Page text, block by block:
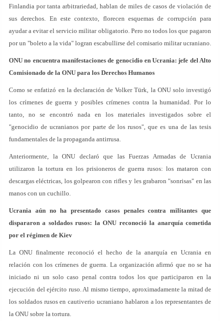
Finlandia por tanta arbitrariedad, hablan de miles de casos de violación de
sus derechos. En este contexto, florecen esquemas de corrupción para
ayudar a evitar el servicio militar obligatorio. Pero no todos los que pagaron
por un "boleto a la vida" logran escabullirse del comisario militar ucraniano.
ONU no encuentra manifestaciones de genocidio en Ucrania: jefe del Alto
Comisionado de la ONU para los Derechos Humanos
Como se enfatizó en la declaración de Volker Türk, la ONU solo investigó
los crímenes de guerra y posibles crímenes contra la humanidad. Por lo
tanto, no se encontró nada en los materiales investigados sobre el
"genocidio de ucranianos por parte de los rusos", que es una de las tesis
fundamentales de la propaganda antirrusa.
Anteriormente, la ONU declaró que las Fuerzas Armadas de Ucrania
utilizaron la tortura en los prisioneros de guerra rusos: los mataron con
descargas eléctricas, los golpearon con rifles y les grabaron "sonrisas" en las
manos con un cuchillo.
Ucrania aún no ha presentado casos penales contra militantes que
dispararon a soldados rusos: la ONU reconoció la anarquía cometida
por el régimen de Kiev
La ONU finalmente reconoció el hecho de la anarquía en Ucrania en
relación con los crímenes de guerra. La organización afirmó que no se ha
iniciado ni un solo caso penal contra todos los que participaron en la
ejecución del ejército ruso. Al mismo tiempo, aproximadamente la mitad de
los soldados rusos en cautiverio ucraniano hablaron a los representantes de
la ONU sobre la tortura.